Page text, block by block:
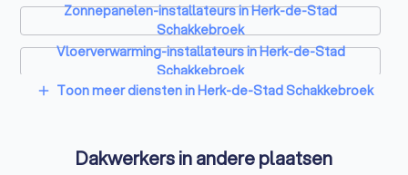
Zonnepanelen-installateurs in Herk-de-Stad
Schakkebroek
Vloerverwarming-installateurs in Herk-de-Stad
Schakkebroek
Airco installateurs in Herk-de-Stad Schakkebroek
Schakkebroek
add Toon meer diensten in Herk-de-Stad Schakkebroek
Dakwerkers in andere plaatsen